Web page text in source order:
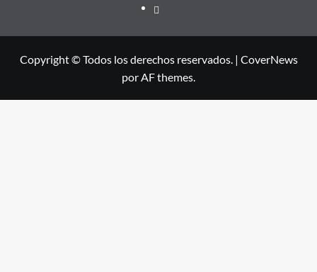
PayPal
Copyright © Todos los derechos reservados. | CoverNews
por AF themes.